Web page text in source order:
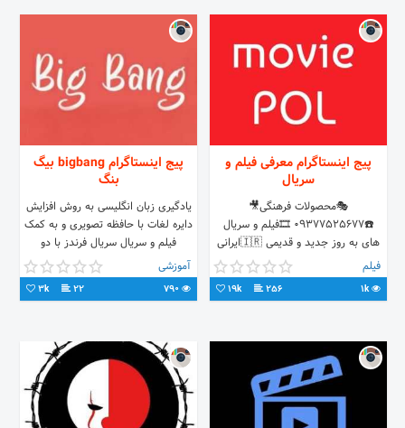
پیج اینستاگرام معرفی فیلم و
سریال
🎭محصولات فرهنگی🎥
☎️09377525677 🎞️فیلم و سریال
های به روز جدید و قدیمی 🇮🇷ایرانی
🇺🇲خارجی 🇹🇷ترکی 🇰🇷کره ای
فیلم
1k
256
19k
پیج اینستاگرام bigbang بیگ
بنگ
یادگیری زبان انگلیسی به روش افزایش
دایره لغات با حافظه تصویری و به کمک
فیلم و سریال سریال فرندز با دو
زیرنویس همزمان سریال اکسترا با دو
زیرنویس فارسی و انگلیسی سریال لاست
سریال برکینگ بد سریال فرار از زندان
آموزشی
22
3k